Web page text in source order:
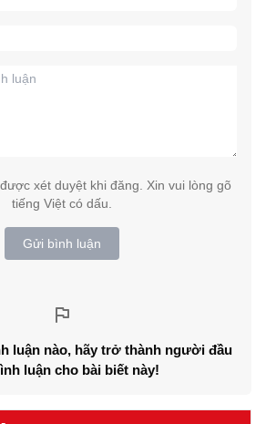
xét duyệt khi đăng. Xin vui lòng gõ
tiếng Việt có dấu.
Gửi bình luận
luận nào, hãy trở thành người đầu
luận cho bài biết này!